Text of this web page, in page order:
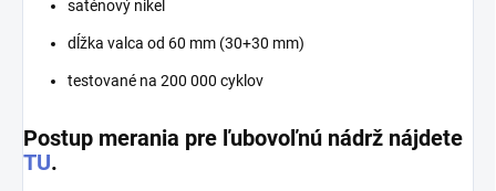
saténový nikel
dĺžka valca od 60 mm (30+30 mm)
testované na 200 000 cyklov
Postup merania pre ľubovoľnú nádrž nájdete
TU.